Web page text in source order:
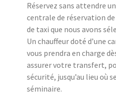
Réservez sans attendre
centrale de réservation de
de taxi que nous avons
Un chauffeur doté d’une
vous prendra en charge
assurer votre transfert,
sécurité, jusqu’au lieu où
séminaire.